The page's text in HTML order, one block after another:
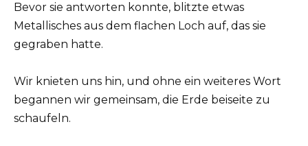
Bevor sie antworten konnte, blitzte etwas
Metallisches aus dem flachen Loch auf, das sie
gegraben hatte.
Wir knieten uns hin, und ohne ein weiteres Wort
begannen wir gemeinsam, die Erde beiseite zu
schaufeln.